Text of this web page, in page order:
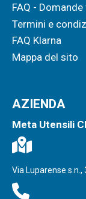
FAQ -
Termini e
FAQ Klarna
Mappa del sito
AZIENDA
Meta Utensili
Via Luparense s.n.,